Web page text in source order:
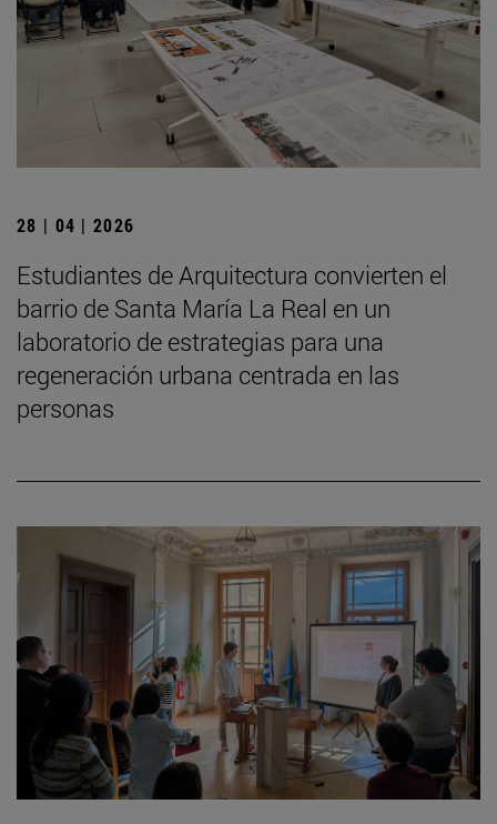
28 | 04 | 2026
Estudiantes de Arquitectura convierten el
barrio de Santa María La Real en un
laboratorio de estrategias para una
regeneración urbana centrada en las
personas